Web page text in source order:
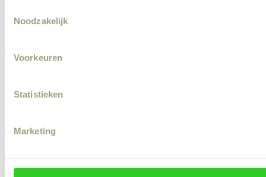
Selection
Noodzakelijk
Voorkeuren
Statistieken
Marketing
Muur voorbereiden en voorstrijk aanbrengen
Kraan vervangen of repareren
Tuinman
Snoeiwerk
Tuin winterklaar maken